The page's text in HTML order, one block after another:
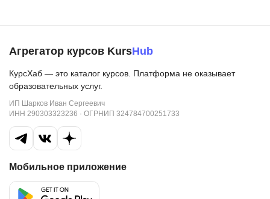
Агрегатор курсов KursHub
КурсХаб — это каталог курсов. Платформа не оказывает
образовательных услуг.
ИП Шарков Иван Сергеевич
ИНН 290303323236 · ОГРНИП 324784700251733
Мобильное приложение